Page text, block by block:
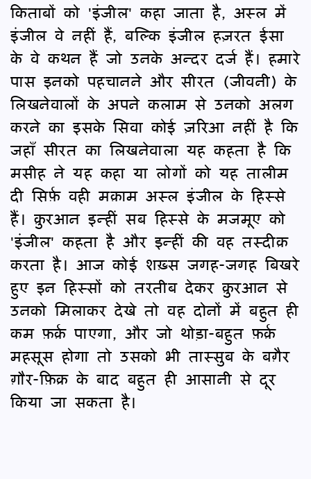
किताबों को 'इंजील' कहा जाता है, अस्ल में
इंजील वे नहीं हैं, बल्कि इंजील हज़रत ईसा
के वे कथन हैं जो उनके अन्दर दर्ज हैं। हमारे
पास इनको पहचानने और सीरत (जीवनी) के
लिखनेवालों के अपने कलाम से उनको अलग
करने का इसके सिवा कोई ज़रिआ नहीं है कि
जहाँ सीरत का लिखनेवाला यह कहता है कि
मसीह ने यह कहा या लोगों को यह तालीम
दी सिर्फ़ वही मक़ाम अस्ल इंजील के हिस्से
हैं। क़ुरआन इन्हीं सब हिस्से के मजमूए को
'इंजील' कहता है और इन्हीं की वह तस्दीक़
करता है। आज कोई शख़्स जगह-जगह बिखरे
हुए इन हिस्सों को तरतीब देकर क़ुरआन से
उनको मिलाकर देखे तो वह दोनों में बहुत ही
कम फ़र्क़ पाएगा, और जो थोड़ा-बहुत फ़र्क़
महसूस होगा तो उसको भी तास्सुब के बग़ैर
ग़ौर-फ़िक्र के बाद बहुत ही आसानी से दूर
किया जा सकता है।